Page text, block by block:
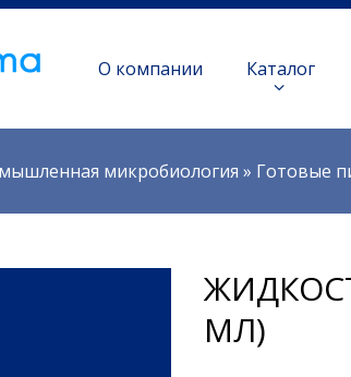
О компании Каталог
микробиология » Готовые
МЛ)